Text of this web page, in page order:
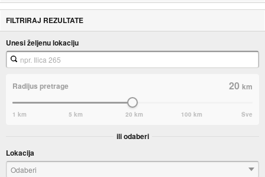
FILTRIRAJ REZULTATE
Unesi željenu lokaciju
Radijus pretrage 20km
1 km 5 km 20 km 100 km Sve
ili odaberi
Lokacija
Odaberi